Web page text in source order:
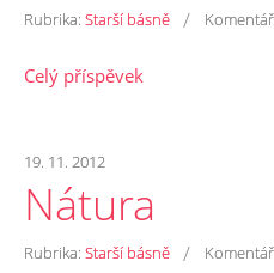
Rubrika: Starší básně /
Celý příspěvek
19. 11. 2012
Nátura
Rubrika: Starší básně /